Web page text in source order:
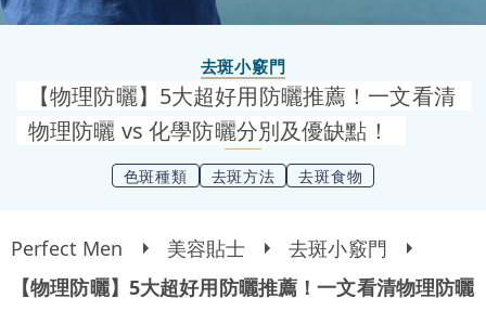
去斑小竅門
【物理防曬】5大超好用防曬推薦！一文看清
物理防曬 vs 化學防曬分別及優缺點！
色斑種類 去斑方法 去斑食物
Perfect Men 美容貼士
去斑小竅門
【物理防曬】5大超好用防曬推薦！一文看清物理防曬